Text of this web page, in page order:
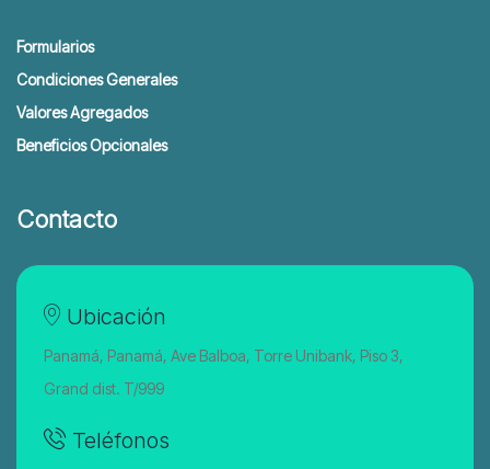
Formularios
Condiciones Generales
Valores Agregados
Beneficios Opcionales
Contacto
Ubicación
Panamá, Panamá, Ave Balboa, Torre Unibank, Piso 3,
Grand dist. T/999
Teléfonos